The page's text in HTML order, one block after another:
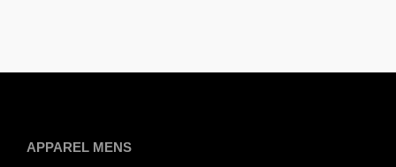
APPAREL MENS